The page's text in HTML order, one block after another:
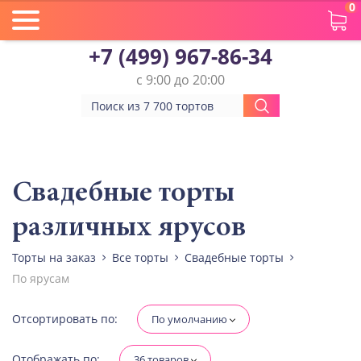
0
+7 (499) 967-86-34
с 9:00 до 20:00
Количество ярусов
При выборе яруса вес изменится
Разные начинки для ярусов
Диабетическая-
Свадебные торты
различных ярусов
Торты на заказ Все торты
Свадебные торты
По ярусам
Отсортировать по: По умолчанию